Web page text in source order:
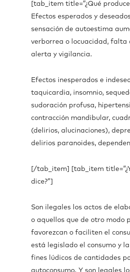
[tab_item title=”¿Qué
Efectos esperados y
sensación de autoestima
verborrea o locuacidad, falta
alerta y vigilancia.
Efectos inesperados e
taquicardia, insomnio,
sudoración profusa,
contracción mandibular,
(delirios, alucinaciones),
delirios paranoides,
[/tab_item] [tab_item
dice?”]
Son ilegales los actos de
o aquellos que de otro modo
favorezcan o faciliten el
está legislado el consumo y
fines lúdicos de cantidades
autoconsumo. Y son legales